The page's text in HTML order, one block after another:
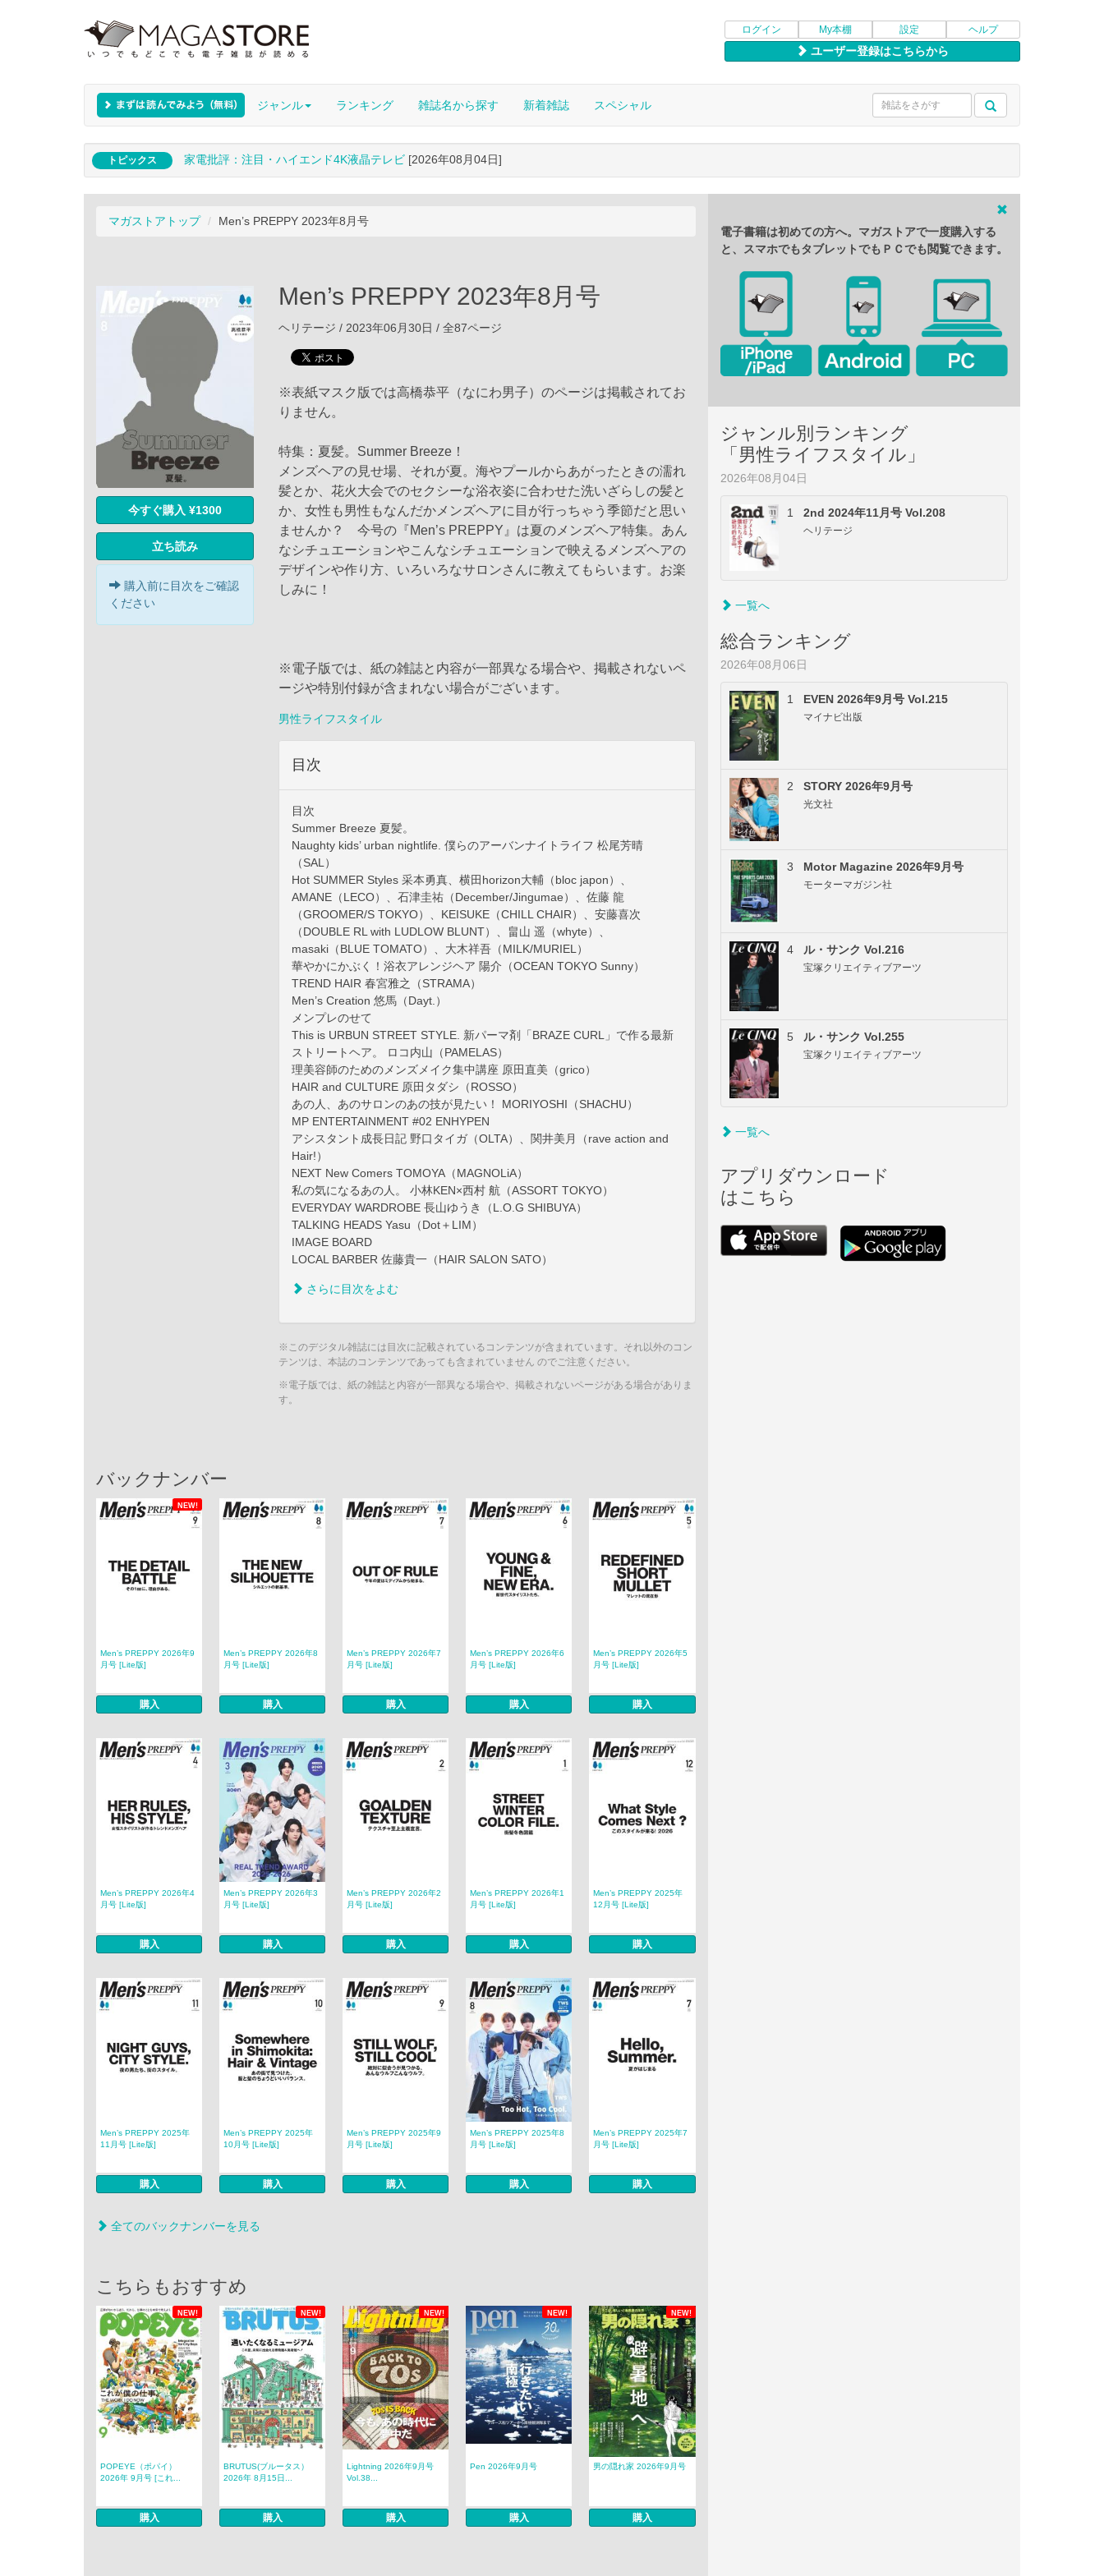
ログイン My本棚 設定 ヘルプ
ユーザー登録はこちらから
ジャンル ランキング 雑誌名から探す 新着雑誌 スペシャル
トピックス 家電批評：注目・ハイエンド4K液晶テレビ [2026年08月04日]
マガストアトップ Men’s PREPPY 2023年8月号
今すぐ購入 ¥1300
立ち読み
購入前に目次をご確認
ください
Men’s PREPPY 2023年8月号
ヘリテージ / 2023年06月30日 / 全87ページ
※表紙マスク版では高橋恭平（なにわ男子）のページは掲載されてお
りません。
特集：夏髪。Summer Breeze！
メンズヘアの見せ場、それが夏。海やプールからあがったときの濡れ
髪とか、花火大会でのセクシーな浴衣姿に合わせた洗いざらしの髪と
か、女性も男性もなんだかメンズヘアに目が行っちゃう季節だと思い
ませんか？ 今号の『Men’s PREPPY』は夏のメンズヘア特集。あん
なシチュエーションやこんなシチュエーションで映えるメンズヘアの
デザインや作り方、いろいろなサロンさんに教えてもらいます。お楽
しみに！
※電子版では、紙の雑誌と内容が一部異なる場合や、掲載されないペ
ージや特別付録が含まれない場合がございます。
男性ライフスタイル
目次
目次
Summer Breeze 夏髪。
Naughty kids’ urban nightlife. 僕らのアーバンナイトライフ 松尾芳晴
（SAL）
Hot SUMMER Styles 采本勇真、横田horizon大輔（bloc japon）、
AMANE（LECO）、石津圭祐（December/Jingumae）、佐藤 龍
（GROOMER/S TOKYO）、KEISUKE（CHILL CHAIR）、安藤喜次
（DOUBLE RL with LUDLOW BLUNT）、畠山 遥（whyte）、
masaki（BLUE TOMATO）、大木祥吾（MILK/MURIEL）
華やかにかぶく！浴衣アレンジヘア 陽介（OCEAN TOKYO Sunny）
TREND HAIR 春宮雅之（STRAMA）
Men’s Creation 悠馬（Dayt.）
メンプレのせて
This is URBUN STREET STYLE. 新パーマ剤「BRAZE CURL」で作る最新
ストリートヘア。 ロコ内山（PAMELAS）
理美容師のためのメンズメイク集中講座 原田直美（grico）
HAIR and CULTURE 原田タダシ（ROSSO）
あの人、あのサロンのあの技が見たい！ MORIYOSHI（SHACHU）
MP ENTERTAINMENT #02 ENHYPEN
アシスタント成長日記 野口タイガ（OLTA）、関井美月（rave action and
Hair!）
NEXT New Comers TOMOYA（MAGNOLiA）
私の気になるあの人。 小林KEN×西村 航（ASSORT TOKYO）
EVERYDAY WARDROBE 長山ゆうき（L.O.G SHIBUYA）
TALKING HEADS Yasu（Dot＋LIM）
IMAGE BOARD
LOCAL BARBER 佐藤貴一（HAIR SALON SATO）
さらに目次をよむ
※このデジタル雑誌には目次に記載されているコンテンツが含まれています。それ以外のコン
テンツは、本誌のコンテンツであっても含まれていません のでご注意ください。
※電子版では、紙の雑誌と内容が一部異なる場合や、掲載されないページがある場合がありま
す。
バックナンバー
NEW!
Men’s PREPPY 2026年9
月号 [Lite版]
購入
Men’s PREPPY 2026年8
月号 [Lite版]
購入
Men’s PREPPY 2026年7
月号 [Lite版]
購入
Men’s PREPPY 2026年6
月号 [Lite版]
購入
Men’s PREPPY 2026年5
月号 [Lite版]
購入
Men’s PREPPY 2026年4
月号 [Lite版]
購入
Men’s PREPPY 2026年3
月号 [Lite版]
購入
Men’s PREPPY 2026年2
月号 [Lite版]
購入
Men’s PREPPY 2026年1
月号 [Lite版]
購入
Men’s PREPPY 2025年
12月号 [Lite版]
購入
Men’s PREPPY 2025年
11月号 [Lite版]
購入
Men’s PREPPY 2025年
10月号 [Lite版]
購入
Men’s PREPPY 2025年9
月号 [Lite版]
購入
Men’s PREPPY 2025年8
月号 [Lite版]
購入
Men’s PREPPY 2025年7
月号 [Lite版]
購入
全てのバックナンバーを見る
こちらもおすすめ
NEW! NEW! NEW! NEW! NEW!
POPEYE（ポパイ）
2026年 9月号 [これ...
購入
BRUTUS(ブルータス）
2026年 8月15日...
購入
Lightning 2026年9月号
Vol.38...
購入
Pen 2026年9月号
購入
男の隠れ家 2026年9月号
購入
電子書籍は初めての方へ。マガストアで一度購入する
と、スマホでもタブレットでもＰＣでも閲覧できます。
ジャンル別ランキング
「男性ライフスタイル」
2026年08月04日
1 2nd 2024年11月号 Vol.208
ヘリテージ
一覧へ
総合ランキング
2026年08月06日
1 EVEN 2026年9月号 Vol.215
マイナビ出版
2 STORY 2026年9月号
光文社
3 Motor Magazine 2026年9月号
モーターマガジン社
4 ル・サンク Vol.216
宝塚クリエイティブアーツ
5 ル・サンク Vol.255
宝塚クリエイティブアーツ
一覧へ
アプリダウンロード
はこちら